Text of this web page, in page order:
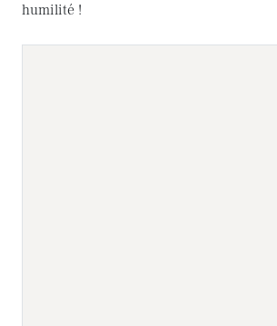
humilité !